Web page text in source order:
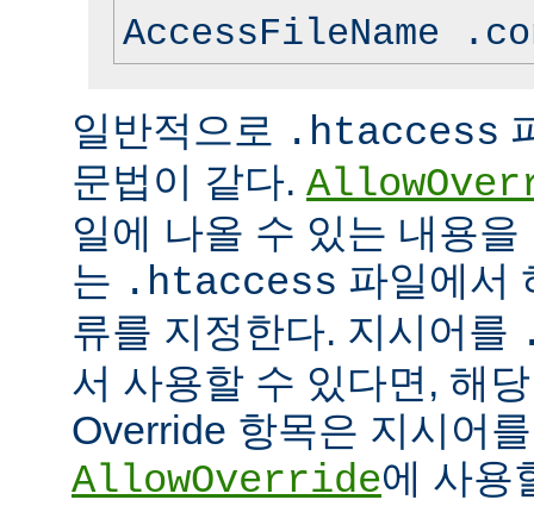
AccessFileName
일반적으로 .htaccess
문법이 같다.
일에 나올 수 있는 내용
는 .htaccess 파일에서
류를 지정한다. 지시어를
서 사용할 수 있다면, 해
Override 항목은 지시어
AllowOverride에 사용